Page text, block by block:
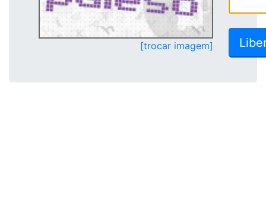
[trocar imagem]